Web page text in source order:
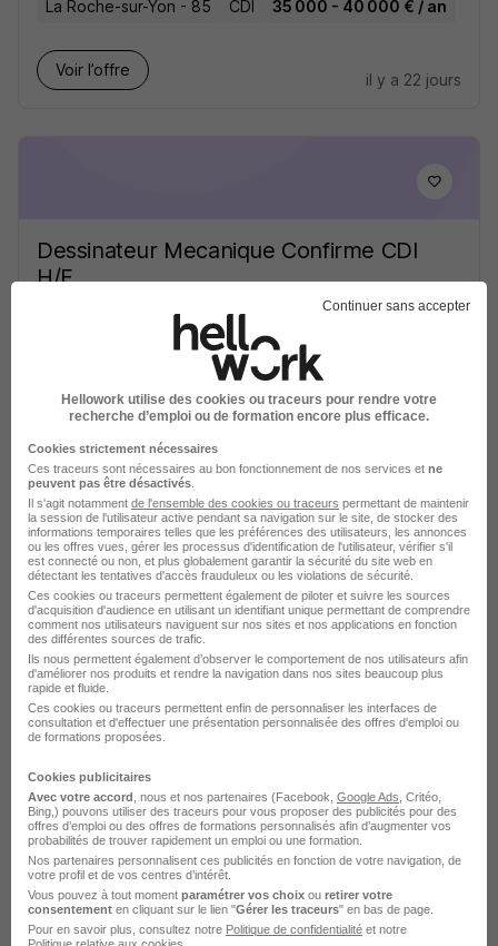
La Roche-sur-Yon - 85 CDI 35 000 - 40 000 € / an
Voir l’offre
il y a 22 jours
Dessinateur Mecanique Confirme CDI
H/F
La Roche-sur-Yon - 85 CDI
35 000 - 40 000 € / an
Voir l’offre
il y a 21 jours
Mécanicien TP Itinérant H/F
CHRONO Flex Super recruteur
La Roche-sur-Yon - 85 CDI 2 300 - 2 800 € / mois
Voir l’offre
Continuer sans accepter
Hellowork utilise des cookies ou traceurs pour rendre votre
recherche d’emploi ou de formation encore plus efficace.
Cookies strictement nécessaires
Ces traceurs sont nécessaires au bon fonctionnement de nos services et ne
peuvent pas être désactivés
Il s'agit notamment de l'ensemble des cookies ou traceurs permettant de maintenir
la session de l'utilisateur active pendant sa navigation sur le site, de stocker des
informations temporaires telles que les préférences des utilisateurs, les annonces
ou les offres vues, gérer les processus d'identification de l'utilisateur, vérifier s'il
est connecté ou non, et plus globalement garantir la sécurité du site web en
détectant les tentatives d'accès frauduleux ou les violations de sécurité.
Ces cookies ou traceurs permettent également de piloter et suivre les sources
d'acquisition d'audience en utilisant un identifiant unique permettant de comprendre
comment nos utilisateurs naviguent sur nos sites et nos applications en fonction
des différentes sources de trafic.
Ils nous permettent également d’observer le comportement de nos utilisateurs afin
d'améliorer nos produits et rendre la navigation dans nos sites beaucoup plus
rapide et fluide.
Ces cookies ou traceurs permettent enfin de personnaliser les interfaces de
consultation et d'effectuer une présentation personnalisée des offres d'emploi ou
de formations proposées.
Cookies publicitaires
Avec votre accord , nous et nos partenaires (Facebook, Google Ads , Critéo,
Bing,) pouvons utiliser des traceurs pour vous proposer des publicités pour des
offres d’emploi ou des offres de formations personnalisés afin d’augmenter vos
probabilités de trouver rapidement un emploi ou une formation.
Nos partenaires personnalisent ces publicités en fonction de votre navigation, de
votre profil et de vos centres d’intérêt.
Vous pouvez à tout moment paramétrer vos choix ou retirer votre
consentement en cliquant sur le lien "Gérer les traceurs" en bas de page.
Pour en savoir plus, consultez notre Politique de confidentialité et notre